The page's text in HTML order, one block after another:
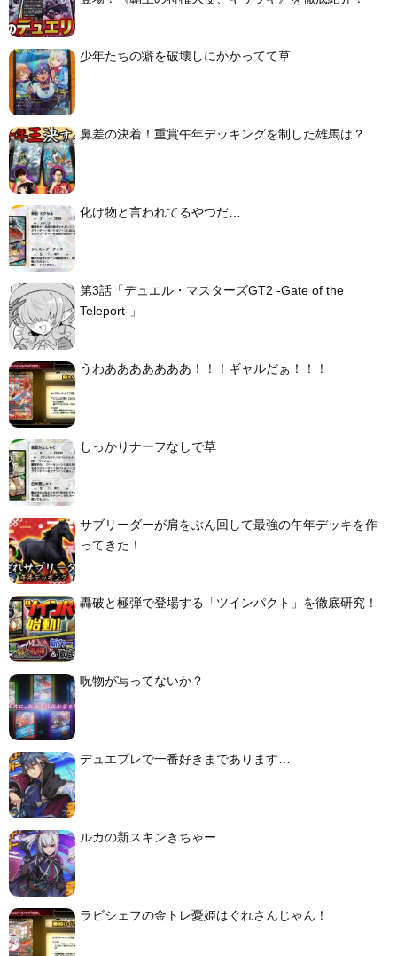
少年たちの癖を破壊しにかかってて草
鼻差の決着！重賞午年デッキングを制した雄馬は？
化け物と言われてるやつだ…
第3話「デュエル・マスターズGT2 -Gate of the
Teleport-」
うわあああああああ！！！ギャルだぁ！！！
しっかりナーフなしで草
サブリーダーが肩をぶん回して最強の午年デッキを作
ってきた！
轟破と極弾で登場する「ツインパクト」を徹底研究！
呪物が写ってないか？
デュエプレで一番好きまであります…
ルカの新スキンきちゃー
ラビシェフの金トレ憂姫はぐれさんじゃん！